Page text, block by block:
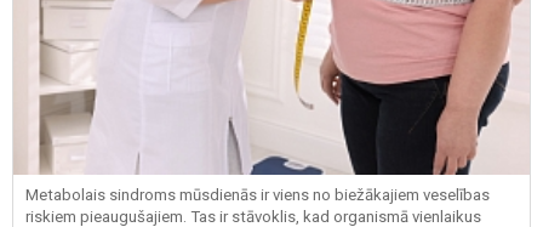
Metabolais sindroms mūsdienās ir viens no biežākajiem veselības
riskiem pieaugušajiem. Tas ir stāvoklis, kad organismā vienlaikus